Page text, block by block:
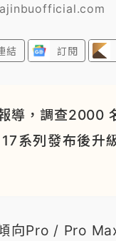
結 訂閱
導，調查2000
系列發布後升
向Pro / Pro